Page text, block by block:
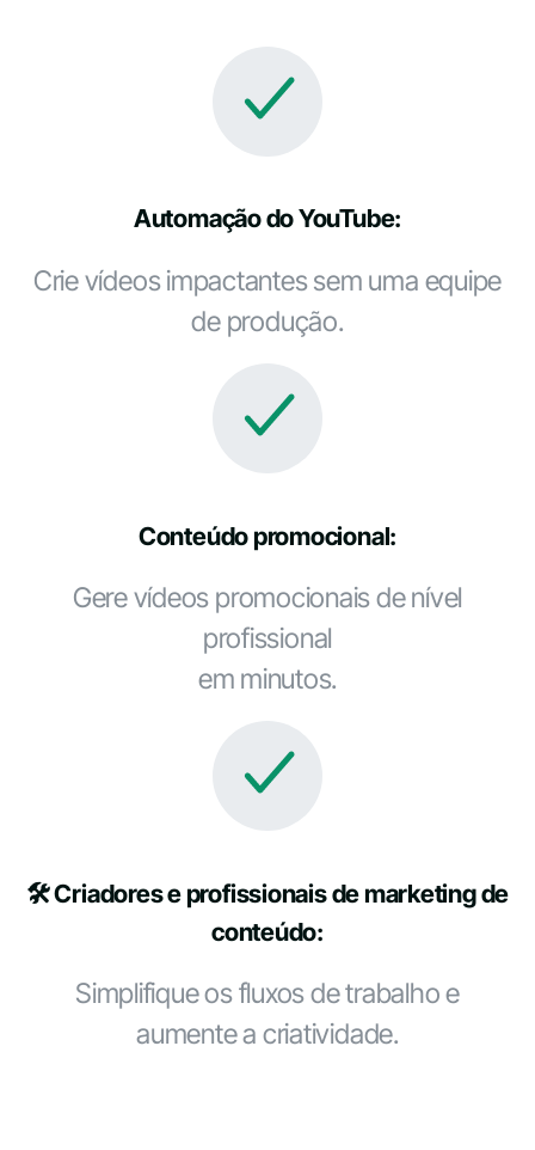
Automação do YouTube:
Crie vídeos impactantes sem uma equipe
de produção.
Conteúdo promocional:
Gere vídeos promocionais de nível
profissional
em minutos.
🛠️ Criadores e profissionais de marketing de
conteúdo:
Simplifique os fluxos de trabalho e
aumente a criatividade.